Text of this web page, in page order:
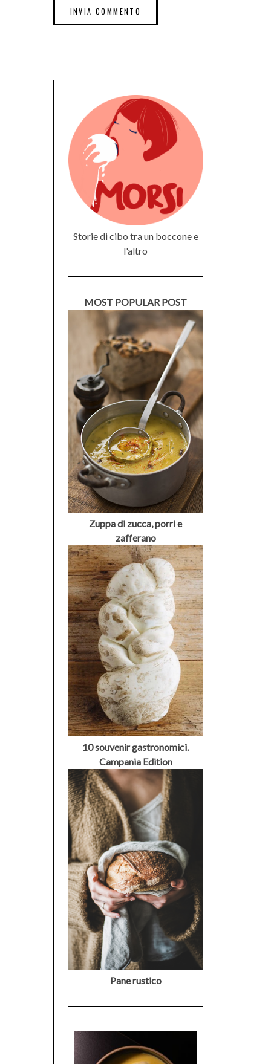
Storie di cibo tra un boccone e
l'altro
MOST POPULAR POST
Zuppa di zucca, porri e
zafferano
10 souvenir gastronomici.
Campania Edition
Pane rustico